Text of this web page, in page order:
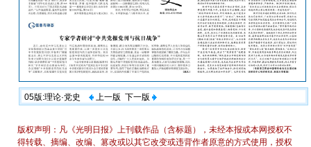
05版:理论·党史 上一版 下一版